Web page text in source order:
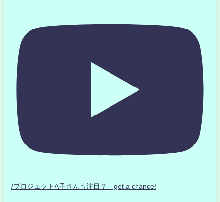
/プロジェクトA子さんも注目？ get a chance!